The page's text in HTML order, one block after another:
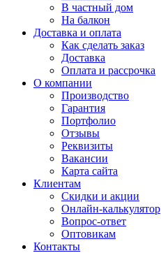
В частный дом
На балкон
Доставка и оплата
Как сделать заказ
Доставка
Оплата и рассрочка
О компании
Производство
Гарантия
Портфолио
Отзывы
Реквизиты
Вакансии
Карта сайта
Клиентам
Скидки и акции
Онлайн-калькулятор
Вопрос-ответ
Оптовикам
Контакты